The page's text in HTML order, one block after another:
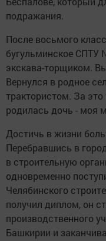
подражания.
После восьмого
бугульминское СПТУ
экскава-торщиком.
Вернулся в родное
трактористом. За
родилась дочь - моя
Достичь в жизни
Перебравшись в
в строительную
одновременно
Челябинского
получил диплом, он
производственного
Башкирии и